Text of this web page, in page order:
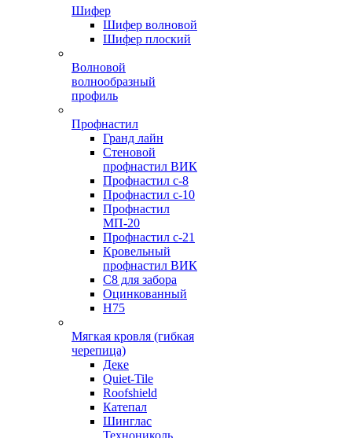
Шифер
Шифер волновой
Шифер плоский
Волновой
волнообразный
профиль
Профнастил
Гранд лайн
Стеновой
профнастил ВИК
Профнастил с-8
Профнастил с-10
Профнастил
МП-20
Профнастил с-21
Кровельный
профнастил ВИК
С8 для забора
Оцинкованный
Н75
Мягкая кровля (гибкая
черепица)
Деке
Quiet-Tile
Roofshield
Катепал
Шинглас
Технониколь